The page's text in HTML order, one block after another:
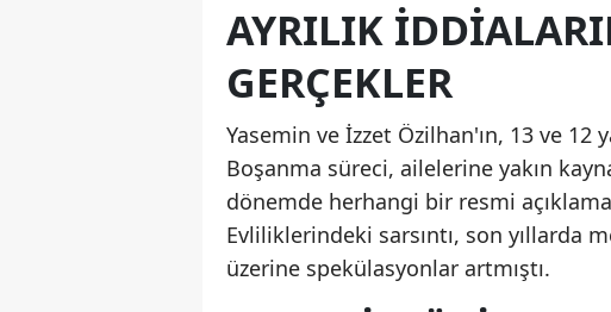
AYRILIK
GERÇEKLER
Yasemin ve İzzet Özilhan'ın, 13 ve
Boşanma süreci, ailelerine yakın
dönemde herhangi bir resmi
Evliliklerindeki sarsıntı, son yıllarda
üzerine spekülasyonlar artmıştı.